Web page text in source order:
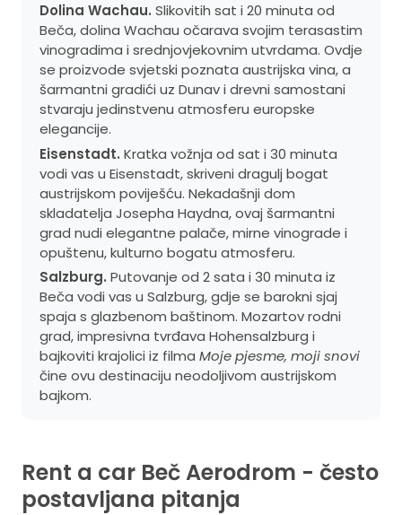
Dolina Wachau. Slikovitih sat i 20 minuta od
Beča, dolina Wachau očarava svojim terasastim
vinogradima i srednjovjekovnim utvrdama. Ovdje
se proizvode svjetski poznata austrijska vina, a
šarmantni gradići uz Dunav i drevni samostani
stvaraju jedinstvenu atmosferu europske
elegancije.
Eisenstadt. Kratka vožnja od sat i 30 minuta
vodi vas u Eisenstadt, skriveni dragulj bogat
austrijskom poviješću. Nekadašnji dom
skladatelja Josepha Haydna, ovaj šarmantni
grad nudi elegantne palače, mirne vinograde i
opuštenu, kulturno bogatu atmosferu.
Salzburg. Putovanje od 2 sata i 30 minuta iz
Beča vodi vas u Salzburg, gdje se barokni sjaj
spaja s glazbenom baštinom. Mozartov rodni
grad, impresivna tvrđava Hohensalzburg i
bajkoviti krajolici iz filma Moje pjesme, moji snovi
čine ovu destinaciju neodoljivom austrijskom
bajkom.
Rent a car Beč Aerodrom - često
postavljana pitanja